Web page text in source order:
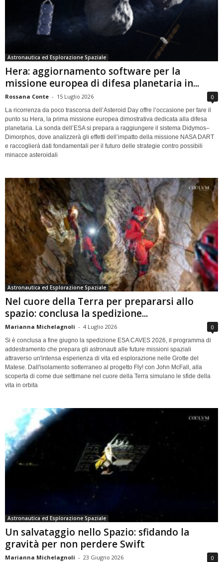
Astronautica ed Esplorazione Spaziale
Hera: aggiornamento software per la
missione europea di difesa planetaria in...
Rossana Conte - 15 Luglio 2026 0
La ricorrenza da poco trascorsa dell’Asteroid Day offre l’occasione per fare il
punto su Hera, la prima missione europea dimostrativa dedicata alla difesa
planetaria. La sonda dell’ESA si prepara a raggiungere il sistema Didymos–
Dimorphos, dove analizzerà gli effetti dell’impatto della missione NASA DART
e raccoglierà dati fondamentali per il futuro delle strategie contro possibili
minacce asteroidali
Astronautica ed Esplorazione Spaziale
Nel cuore della Terra per prepararsi allo
spazio: conclusa la spedizione...
Marianna Michelagnoli - 4 Luglio 2026 0
Si è conclusa a fine giugno la spedizione ESA CAVES 2026, il programma di
addestramento che prepara gli astronauti alle future missioni spaziali
attraverso un'intensa esperienza di vita ed esplorazione nelle Grotte del
Matese. Dall'isolamento sotterraneo al progetto Fly! con John McFall, alla
scoperta di come due settimane nel cuore della Terra simulano le sfide della
vita in orbita
Astronautica ed Esplorazione Spaziale
Un salvataggio nello Spazio: sfidando la
gravità per non perdere Swift
Marianna Michelagnoli - 23 Giugno 2026 0